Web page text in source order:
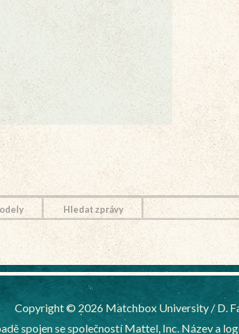
Hledat zprávy
Copyright © 2026 Matchbox University / D.
spojen se společností Mattel, Inc. Název a